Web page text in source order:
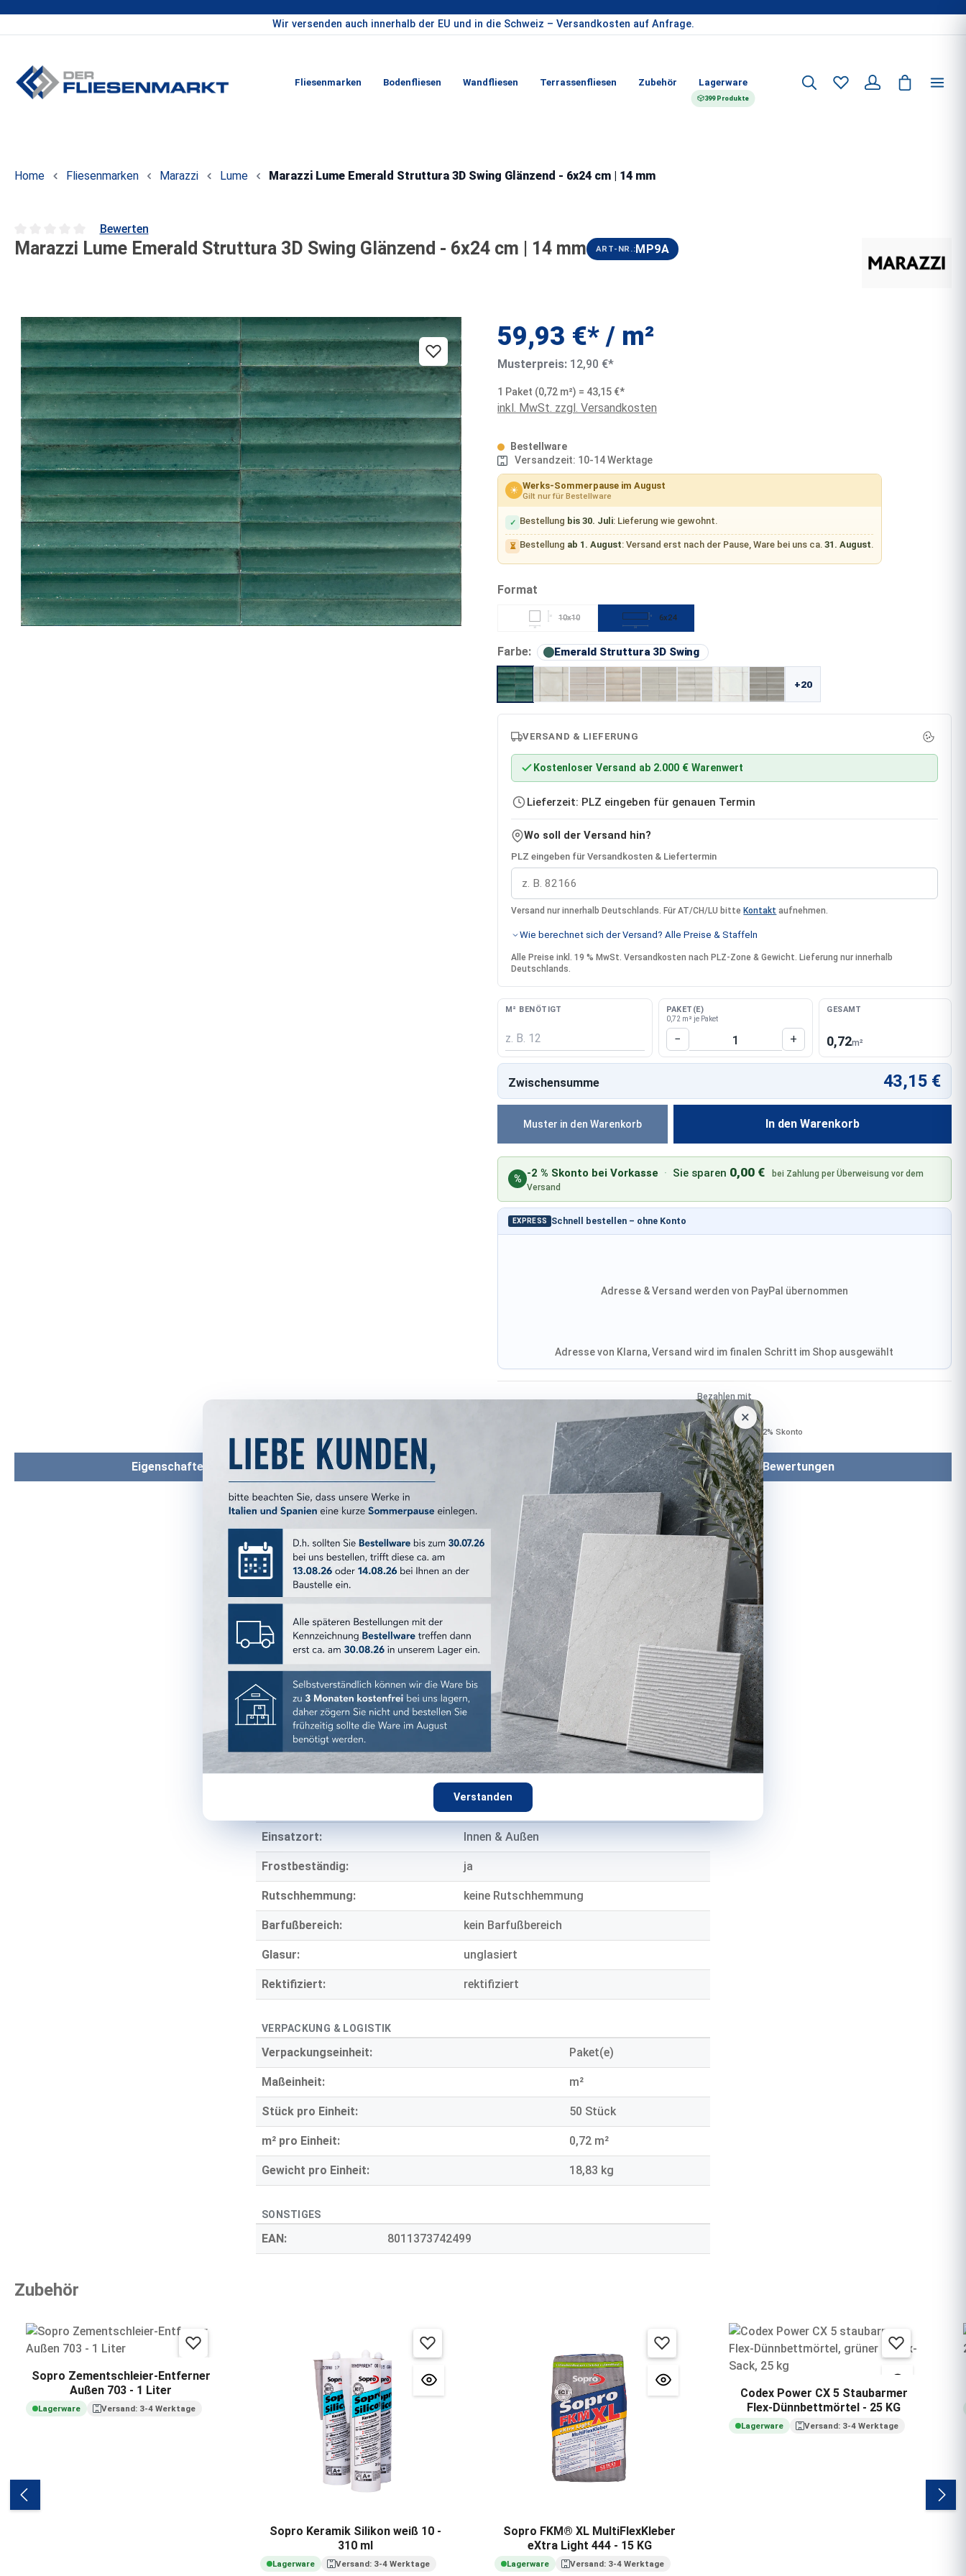
Wir versenden auch innerhalb der EU und in die Schweiz – Versandkosten auf Anfrage.
Fliesenmarken Bodenfliesen Wandfliesen Terrassenfliesen Zubehör Lagerware
399 Produkte
×
Verstanden
Home Fliesenmarken Marazzi Lume Marazzi Lume Emerald Struttura 3D Swing Glänzend - 6x24 cm | 14 mm
Durchschnittliche Bewertung von 0 von 5 Sternen
Bewerten
Marazzi Lume Emerald Struttura 3D Swing Glänzend - 6x24 cm | 14 mm ART-NR.:MP9A
Bildergalerie überspringen 59,93 €* / m²
Musterpreis: 12,90 €*
1 Paket (0,72 m²) = 43,15 €*
inkl. MwSt. zzgl. Versandkosten
Bestellware
Versandzeit: 10-14 Werktage
☀ Werks-Sommerpause im August
Gilt nur für Bestellware
✓ Bestellung bis 30. Juli: Lieferung wie gewohnt.
⏳ Bestellung ab 1. August: Versand erst nach der Pause, Ware bei uns ca.31. August.
Format
10x10
(Diese Option ist zurzeit nicht verfügbar.)
24
6 6x24
Farbe: Emerald Struttura 3D Swing auswählen
+20
VERSAND & LIEFERUNG
Kostenloser Versand ab 2.000 € Warenwert
Lieferzeit: PLZ eingeben für genauen Termin
Wo soll der Versand hin?
PLZ eingeben für Versandkosten & Liefertermin
Versand nur innerhalb Deutschlands. Für AT/CH/LU bitteKontakt aufnehmen.
Wie berechnet sich der Versand? Alle Preise & Staffeln
Alle Preise inkl. 19 % MwSt. Versandkosten nach PLZ-Zone & Gewicht. Lieferung nur innerhalb
Deutschlands.
M² BENÖTIGT PAKET(E)
0,72 m² je Paket
Produkt Anzahl: Gib den
− +
GESAMT
0,72m²
In den Warenkorb
EXPRESS Schnell bestellen – ohne Konto
Adresse & Versand werden von PayPal übernommen
Adresse von Klarna, Versand wird im finalen Schritt im Shop ausgewählt
Zwischensumme 43,15 €
% -2 % Skonto bei Vorkasse · Sie sparen 0,00 €
bei Zahlung per Überweisung vor dem
Versand
Muster in den Warenkorb
Bezahlen mit
Bei Bezahlung per Vorkasse −2% Skonto
Eigenschaften Bewertungen
PRODUKTMERKMALE
Serie: Lume
Format: 6x24 cm
Farbe: Emerald Struttura 3D Swing
Farbgruppe: blau
Oberfläche: glänzend
Optik: Vintage-Optik
Material: Feinsteinzeug
Stärke:
Einsatzort: Innen & Außen
Frostbeständig: ja
Rutschhemmung: keine Rutschhemmung
Barfußbereich: kein Barfußbereich
Glasur: unglasiert
Rektifiziert: rektifiziert
VERPACKUNG & LOGISTIK
Verpackungseinheit: Paket(e)
Maßeinheit: m²
Stück pro Einheit: 50 Stück
m² pro Einheit: 0,72 m²
Gewicht pro Einheit: 18,83 kg
SONSTIGES
EAN: 8011373742499
Zubehör
Sopro Zementschleier-Entferner
Außen 703 - 1 Liter
Lagerware Versand: 3-4 Werktage
Sopro Keramik Silikon weiß 10 -
310 ml
Lagerware Versand: 3-4 Werktage
Sopro FKM® XL MultiFlexKleber
eXtra Light 444 - 15 KG
Lagerware Versand: 3-4 Werktage
Codex Power CX 5 Staubarmer
Flex-Dünnbettmörtel - 25 KG
Lagerware Versand: 3-4 Werktage